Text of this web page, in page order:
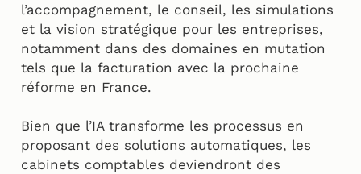
l’accompagnement, le conseil, les simulations
et la vision stratégique pour les entreprises,
notamment dans des domaines en mutation
tels que la facturation avec la prochaine
réforme en France.
Bien que l’IA transforme les processus en
proposant des solutions automatiques, les
cabinets comptables deviendront des